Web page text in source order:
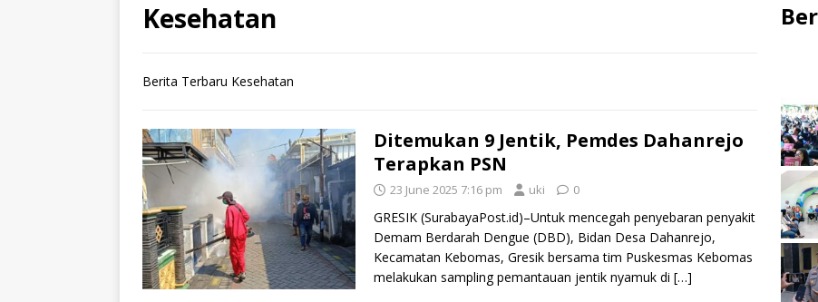
Kesehatan
Berita Terbaru Kesehatan
Ditemukan 9 Jentik, Pemdes Dahanrejo
Terapkan PSN
23 June 2025 7:16 pm uki 0
GRESIK (SurabayaPost.id)–Untuk mencegah penyebaran penyakit
Demam Berdarah Dengue (DBD), Bidan Desa Dahanrejo,
Kecamatan Kebomas, Gresik bersama tim Puskesmas Kebomas
melakukan sampling pemantauan jentik nyamuk di […]